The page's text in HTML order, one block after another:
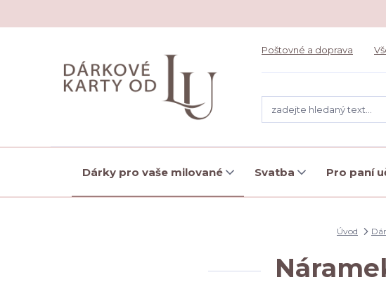
Poštovné a doprava
Dárky pro vaše milované Svatba Pro paní
Úvod